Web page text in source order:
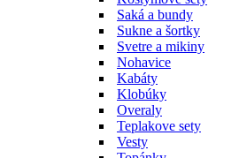
Saká a bundy
Sukne a šortky
Svetre a mikiny
Nohavice
Kabáty
Klobúky
Overaly
Teplakove sety
Vesty